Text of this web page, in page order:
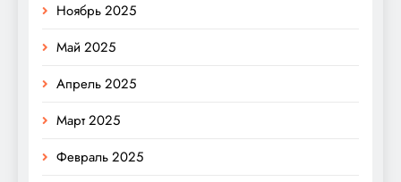
Ноябрь 2025
Май 2025
Апрель 2025
Март 2025
Февраль 2025